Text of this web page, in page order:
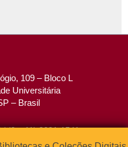
109 – Bloco L
Universitária
– Brasil
/ (0xx11) 3091-1541
1567